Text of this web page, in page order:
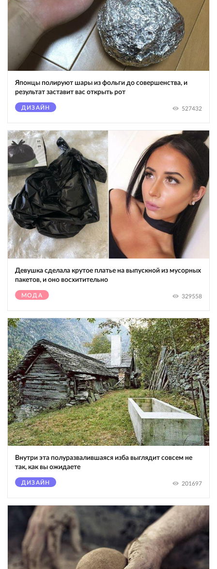
Японцы полируют шары из фольги до совершенства, и
результат заставит вас открыть рот
ДИЗАЙН 527432
Девушка сделала крутое платье на выпускной из мусорных
пакетов, и оно восхитительно
МОДА 329558
Внутри эта полуразвалившаяся изба выглядит совсем не
так, как вы ожидаете
ДИЗАЙН 201697